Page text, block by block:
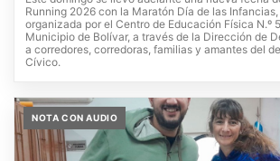
Running 2026 con la Maratón Día de las
organizada por el Centro de Educación Física N.º
Municipio de Bolívar, a través de la Dirección de
a corredores, corredoras, familias y amantes del
Cívico.
NOTA CON AUDIO